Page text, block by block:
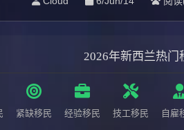
2026年新西兰热门
紧缺移民 经验移民 技工移民 自雇